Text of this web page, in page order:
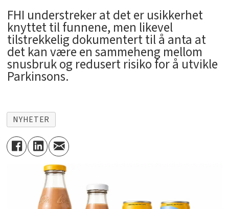
FHI understreker at det er usikkerhet
knyttet til funnene, men likevel
tilstrekkelig dokumentert til å anta at
det kan være en sammeheng mellom
snusbruk og redusert risiko for å utvikle
Parkinsons.
NYHETER